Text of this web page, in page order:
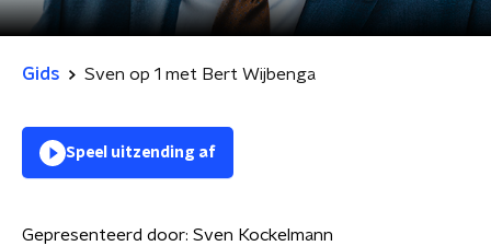
Gids Sven op 1 met Bert Wijbenga
Speel uitzending af
Gepresenteerd door: Sven Kockelmann